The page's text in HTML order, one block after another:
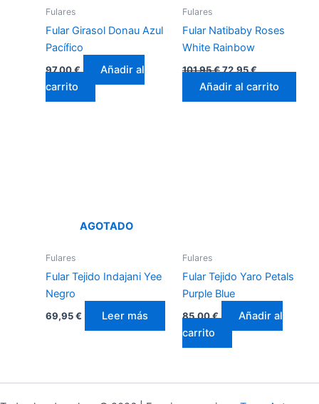
Fulares
Fular Girasol Donau Azul
Pacífico
97,00€
Añadir al
carrito
Fulares
Fular Natibaby Roses
White Rainbow
101,95€72,95€
Añadir al carrito
AGOTADO
Fulares
Fular Tejido Indajani Yee
Negro
69,95€ Leer más
Fulares
Fular Tejido Yaro Petals
Purple Blue
85,00€
Añadir al
carrito